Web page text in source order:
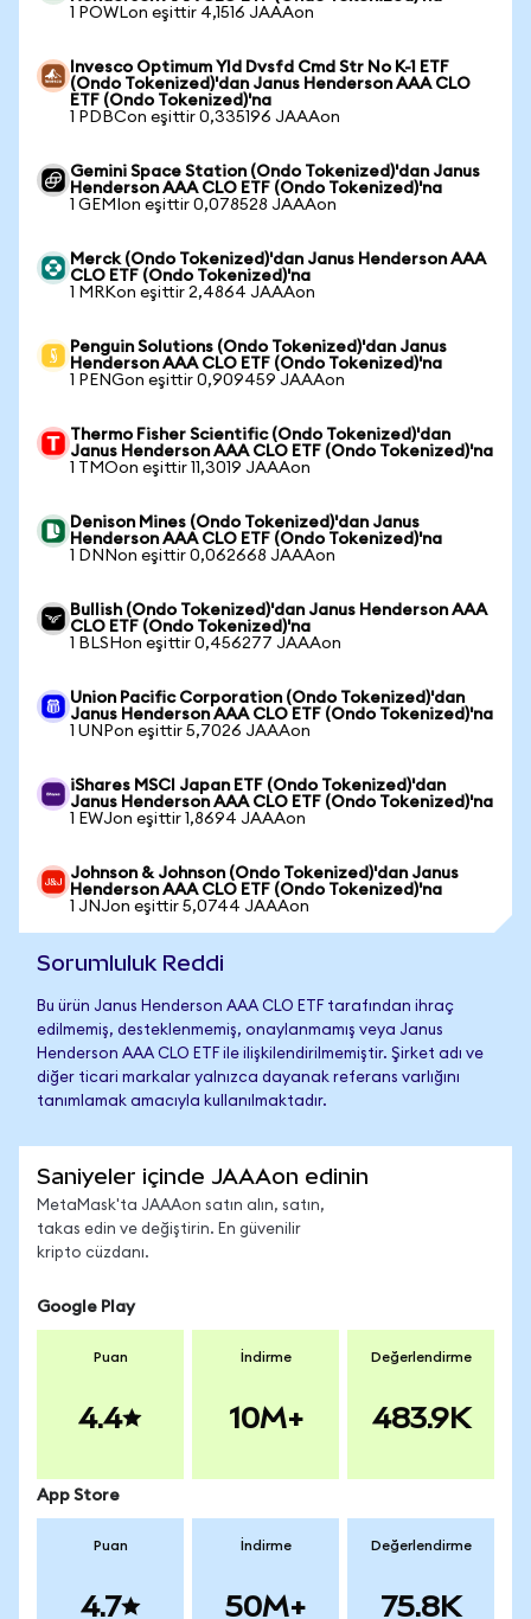
1 POWLon eşittir 4,1516 JAAAon
Invesco Optimum Yld Dvsfd Cmd Str No K-1 ETF
(Ondo Tokenized)'dan Janus Henderson AAA CLO
ETF (Ondo Tokenized)'na
1 PDBCon eşittir 0,335196 JAAAon
Gemini Space Station (Ondo Tokenized)'dan Janus
Henderson AAA CLO ETF (Ondo Tokenized)'na
1 GEMIon eşittir 0,078528 JAAAon
Merck (Ondo Tokenized)'dan Janus Henderson AAA
CLO ETF (Ondo Tokenized)'na
1 MRKon eşittir 2,4864 JAAAon
Penguin Solutions (Ondo Tokenized)'dan Janus
Henderson AAA CLO ETF (Ondo Tokenized)'na
1 PENGon eşittir 0,909459 JAAAon
Thermo Fisher Scientific (Ondo Tokenized)'dan
Janus Henderson AAA CLO ETF (Ondo Tokenized)'na
1 TMOon eşittir 11,3019 JAAAon
Denison Mines (Ondo Tokenized)'dan Janus
Henderson AAA CLO ETF (Ondo Tokenized)'na
1 DNNon eşittir 0,062668 JAAAon
Bullish (Ondo Tokenized)'dan Janus Henderson AAA
CLO ETF (Ondo Tokenized)'na
1 BLSHon eşittir 0,456277 JAAAon
Union Pacific Corporation (Ondo Tokenized)'dan
Janus Henderson AAA CLO ETF (Ondo Tokenized)'na
1 UNPon eşittir 5,7026 JAAAon
iShares MSCI Japan ETF (Ondo Tokenized)'dan
Janus Henderson AAA CLO ETF (Ondo Tokenized)'na
1 EWJon eşittir 1,8694 JAAAon
Johnson & Johnson (Ondo Tokenized)'dan Janus
Henderson AAA CLO ETF (Ondo Tokenized)'na
1 JNJon eşittir 5,0744 JAAAon
Sorumluluk Reddi
Bu ürün Janus Henderson AAA CLO ETF tarafından ihraç
edilmemiş, desteklenmemiş, onaylanmamış veya Janus
Henderson AAA CLO ETF ile ilişkilendirilmemiştir. Şirket adı ve
diğer ticari markalar yalnızca dayanak referans varlığını
tanımlamak amacıyla kullanılmaktadır.
Saniyeler içinde JAAAon edinin
MetaMask'ta JAAAon satın alın, satın,
takas edin ve değiştirin. En güvenilir
kripto cüzdanı.
Google Play
Puan
4.4
İndirme
10M+
Değerlendirme
483.9K
App Store
Puan
4.7
İndirme
50M+
Değerlendirme
75.8K